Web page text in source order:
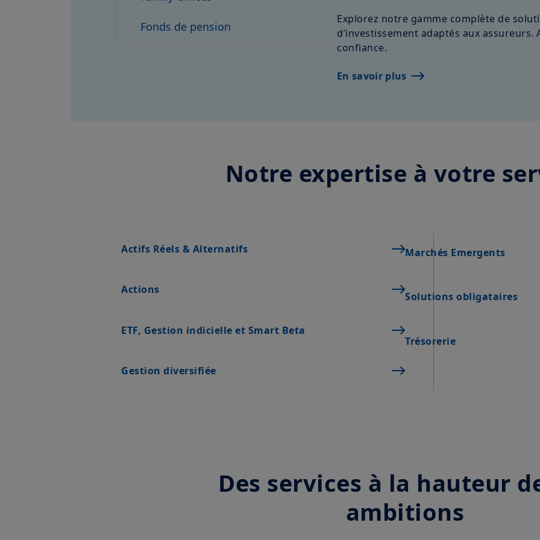
Fonds de pension
Explorez notre gamme complète de
d’investissement adaptés aux
confiance.
En savoir plus
Notre expertise à votre
Actifs Réels & Alternatifs
Actions
ETF, Gestion indicielle et Smart Beta
Gestion diversifiée
Marchés Emergents
Solutions obligataires
Trésorerie
Des services à la hauteur
ambitions
moment.
Votre accès à ce site est soumis au respect de la
aux «Mentions légales / Conditions générales d’accès
Conditions et les avoir acceptées. Nous vous